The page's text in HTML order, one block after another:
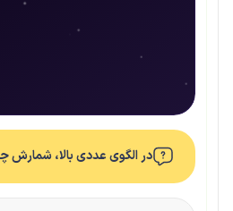
در الگوی عددی بالا، شمارش